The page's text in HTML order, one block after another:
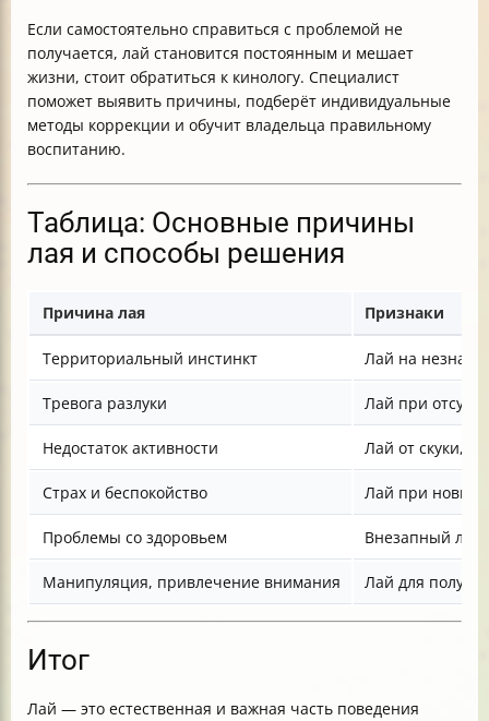
Если самостоятельно справиться с проблемой не
получается, лай становится постоянным и мешает
жизни, стоит обратиться к кинологу. Специалист
поможет выявить причины, подберёт индивидуальные
методы коррекции и обучит владельца правильному
воспитанию.
Таблица: Основные причины
лая и способы решения
Причина лая Признаки
Территориальный инстинкт Лай на
Тревога разлуки Лай при
Недостаток активности Лай от скуки,
Страх и беспокойство Лай при новых
Проблемы со здоровьем Внезапный
Манипуляция, привлечение внимания Лай для
Итог
Лай — это естественная и важная часть поведения